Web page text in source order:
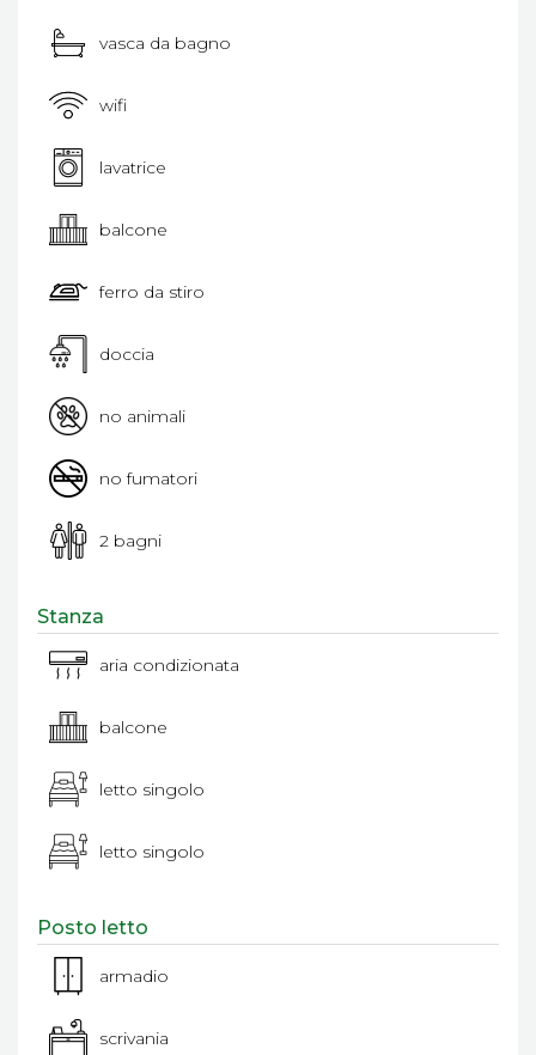
vasca da bagno
wifi
lavatrice
balcone
ferro da stiro
doccia
no animali
no fumatori
2 bagni
Stanza
aria condizionata
balcone
letto singolo
letto singolo
Posto letto
armadio
scrivania